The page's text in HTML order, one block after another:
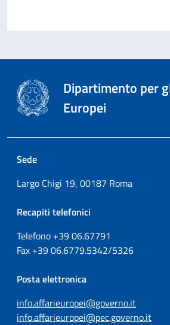
Dipartimento per
Europei
Sede
Largo Chigi 19, 00187 Roma
Recapiti telefonici
Telefono +3906.67791
Fax +3906.6779.5342/5326
Posta elettronica
info.affarieuropei@governo.it
info.affarieuropei@pec.governo.it